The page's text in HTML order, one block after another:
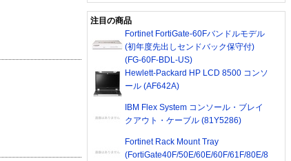
注目の商品
Fortinet FortiGate-60Fバンドルモデル
(初年度先出しセンドバック保守付)
(FG-60F-BDL-US)
Hewlett-Packard HP LCD 8500 コンソ
ール (AF642A)
IBM Flex System コンソール・ブレイ
クアウト・ケーブル (81Y5286)
Fortinet Rack Mount Tray
(FortiGate40F/50E/60E/60F/61F/80E/8